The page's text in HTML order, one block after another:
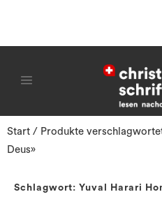
Start / Produkte
Deus»
Schlagwort: Yuval Harari